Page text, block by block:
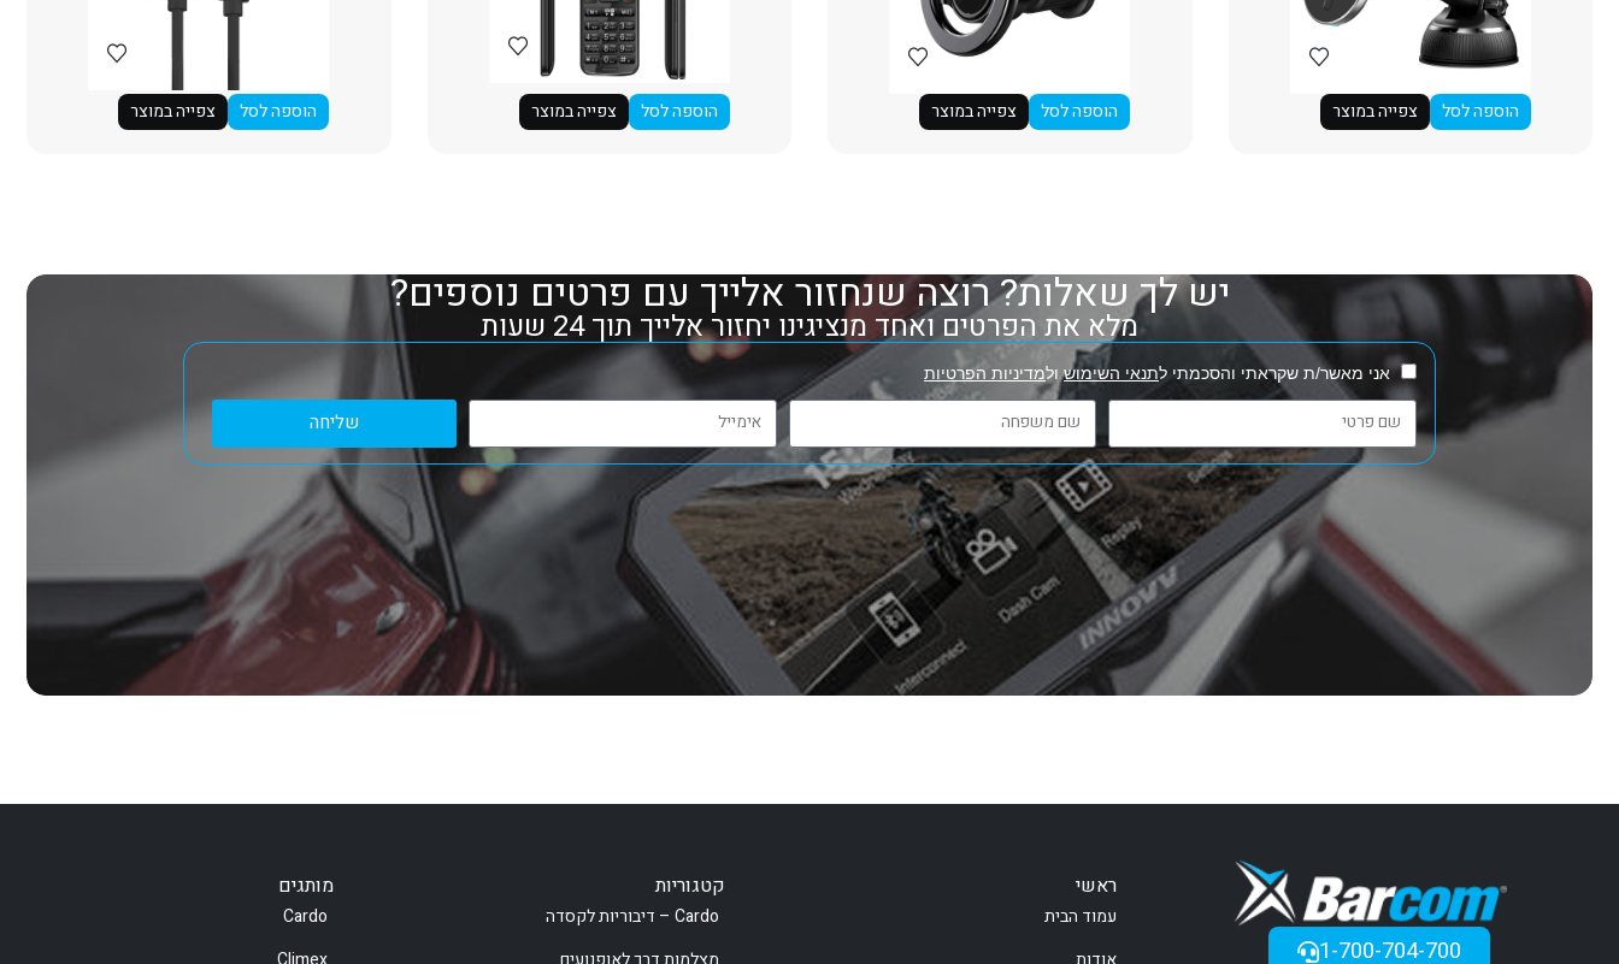
הוספה לסל צפייה במוצר הוספה לסל צפייה במוצר הוספה לסל צפייה במוצר הוספה לסל צפייה במוצר
יש לך שאלות? רוצה שנחזור אלייך עם פרטים נוספים?
מלא את הפרטים ואחד מנציגינו יחזור אלייך תוך 24 שעות
אני מאשר/ת שקראתי והסכמתי לתנאי השימושולמדיניות הפרטיות
שליחה
1-700-704-700
ראשי
עמוד הבית
קטגוריות
Cardo – דיבוריות לקסדה
מותגים
Cardo